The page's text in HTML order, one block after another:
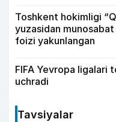
Toshkent hokimligi
yuzasidan
foizi yakunlangan
FIFA Yevropa ligalari
uchradi
Tavsiyalar